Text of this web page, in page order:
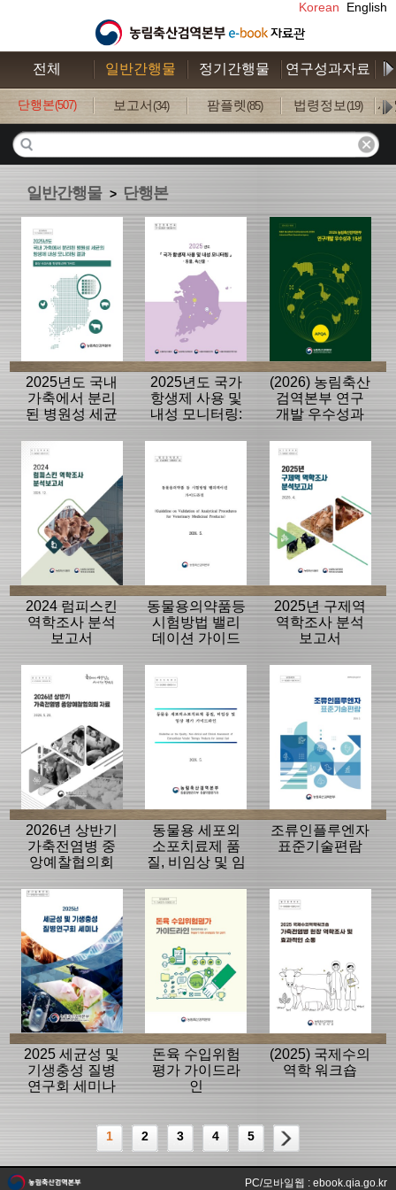
Korean English
전체 일반간행물 정기간행물 연구성과자료
단행본(507) 보고서 (34) 팜플렛 (85) 법령정보(19) 사
일반간행물 > 단행본
2025년도 국내
가축에서 분리
된 병원성 세균
모니터링 결과
2025년도 국가
항생제 사용 및
내성 모니터링:
(2026) 농림축산
검역본부 연구
개발 우수성과
2024 럼피스킨
역학조사 분석
보고서
동물용의약품등
시험방법 밸리
데이션 가이드
2025년 구제역
역학조사 분석
보고서
2026년 상반기
가축전염병 중
앙예찰협의회
동물용 세포외
소포치료제 품
질, 비임상 및 임
라인
조류인플루엔자
표준기술편람
2025 세균성 및
기생충성 질병
연구회 세미나
돈육 수입위험
평가 가이드라
인
(2025) 국제수의
역학 워크숍
1 2 3 4 5
PC/모바일웹 : ebook.qia.go.kr